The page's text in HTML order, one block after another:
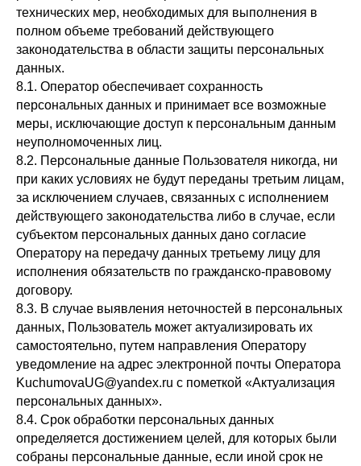
технических мер, необходимых для выполнения в
полном объеме требований действующего
законодательства в области защиты персональных
данных.
8.1. Оператор обеспечивает сохранность
персональных данных и принимает все возможные
меры, исключающие доступ к персональным данным
неуполномоченных лиц.
8.2. Персональные данные Пользователя никогда, ни
при каких условиях не будут переданы третьим лицам,
за исключением случаев, связанных с исполнением
действующего законодательства либо в случае, если
субъектом персональных данных дано согласие
Оператору на передачу данных третьему лицу для
исполнения обязательств по гражданско-правовому
договору.
8.3. В случае выявления неточностей в персональных
данных, Пользователь может актуализировать их
самостоятельно, путем направления Оператору
уведомление на адрес электронной почты Оператора
KuchumovaUG@yandex.ru с пометкой «Актуализация
персональных данных».
8.4. Срок обработки персональных данных
определяется достижением целей, для которых были
собраны персональные данные, если иной срок не